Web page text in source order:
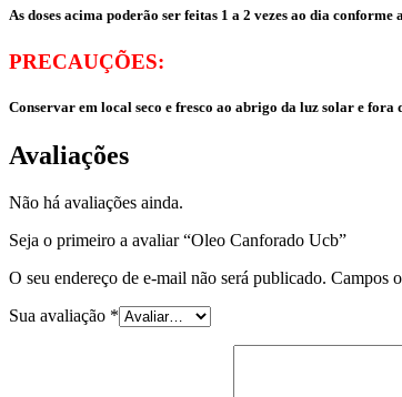
As doses acima poderão ser feitas 1 a 2 vezes ao dia
PRECAUÇÕES:
Conservar em local seco e fresco ao abrigo da luz solar e fora
Avaliações
Não há avaliações ainda.
Seja o primeiro a avaliar “Oleo Canforado Ucb”
O seu endereço de e-mail não será publicado. Campos
Sua avaliação *